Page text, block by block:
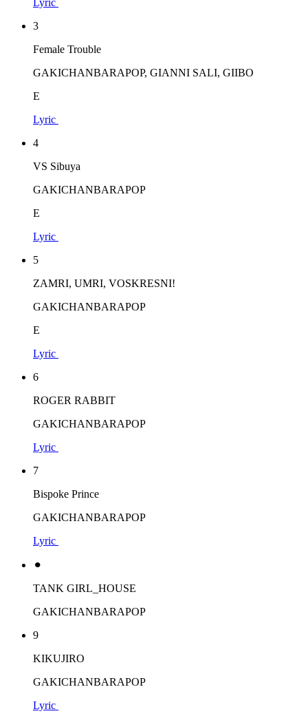
Lyric
3
Female Trouble
GAKICHANBARAPOP, GIANNI SALI, GIIBO
E
Lyric
4
VS Sibuya
GAKICHANBARAPOP
E
Lyric
5
ZAMRI, UMRI, VOSKRESNI!
GAKICHANBARAPOP
E
Lyric
6
ROGER RABBIT
GAKICHANBARAPOP
Lyric
7
Bispoke Prince
GAKICHANBARAPOP
Lyric
⚫︎
TANK GIRL_HOUSE
GAKICHANBARAPOP
9
KIKUJIRO
GAKICHANBARAPOP
Lyric